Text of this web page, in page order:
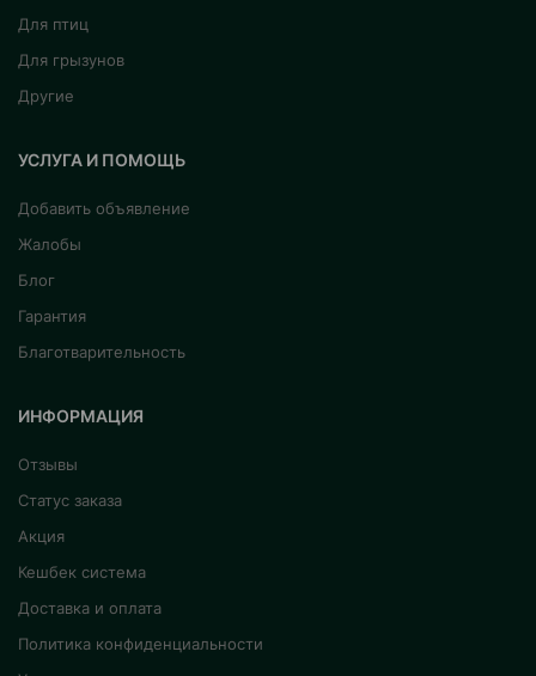
Для птиц
Для грызунов
Другие
УСЛУГА И ПОМОЩЬ
Добавить объявление
Жалобы
Блог
Гарантия
Благотварительность
ИНФОРМАЦИЯ
Отзывы
Статус заказа
Акция
Кешбек система
Доставка и оплата
Политика конфиденциальности